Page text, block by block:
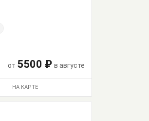
от 5500 ₽ в августе
НА КАРТЕ